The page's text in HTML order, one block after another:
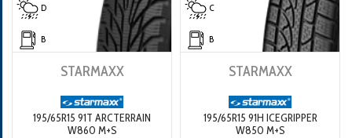
D
B
STARMAXX
195/65R15 91T ARCTERRAIN
W860 M+S
C
B
STARMAXX
195/65R15 91H ICEGRIPPER
W850 M+S